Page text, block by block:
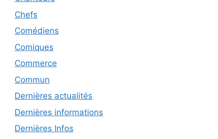
Chefs
Comédiens
Comiques
Commerce
Commun
Dernières actualités
Dernières informations
Dernières Infos